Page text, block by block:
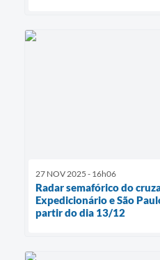
27 NOV 2025 - 16h06
Radar semafórico do
Expedicionário e São
partir do dia 13/12